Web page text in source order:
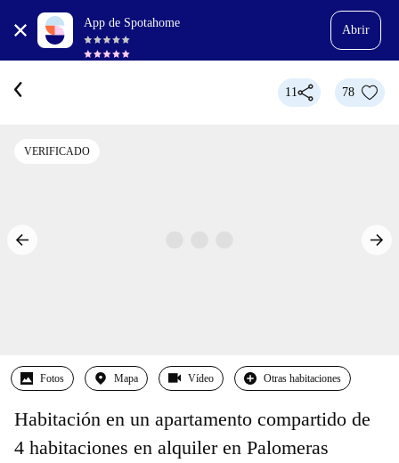
App de Spotahome
Abrir
11 78
VERIFICADO
Fotos Mapa Vídeo Otras habitaciones
Habitación en un apartamento compartido de
4 habitaciones en alquiler en Palomeras